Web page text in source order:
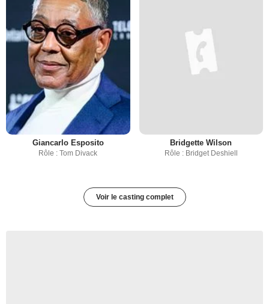
Giancarlo Esposito
Rôle : Tom Divack
Bridgette Wilson
Rôle : Bridget Deshiell
Voir le casting complet